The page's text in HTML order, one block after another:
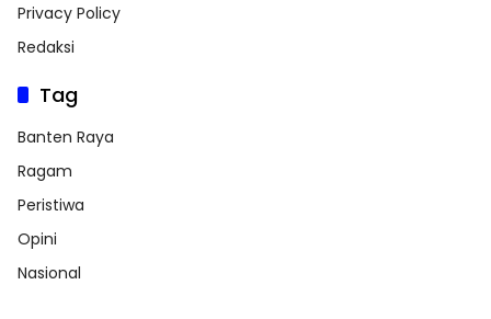
Privacy Policy
Redaksi
Tag
Banten Raya
Ragam
Peristiwa
Opini
Nasional